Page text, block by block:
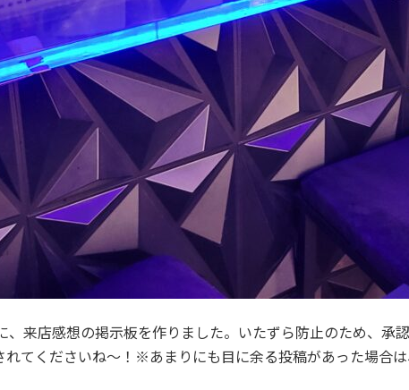
来店感想の掲示板を作りました。いたずら防止のため、承
てくださいね～！※あまりにも目に余る投稿があった場合は